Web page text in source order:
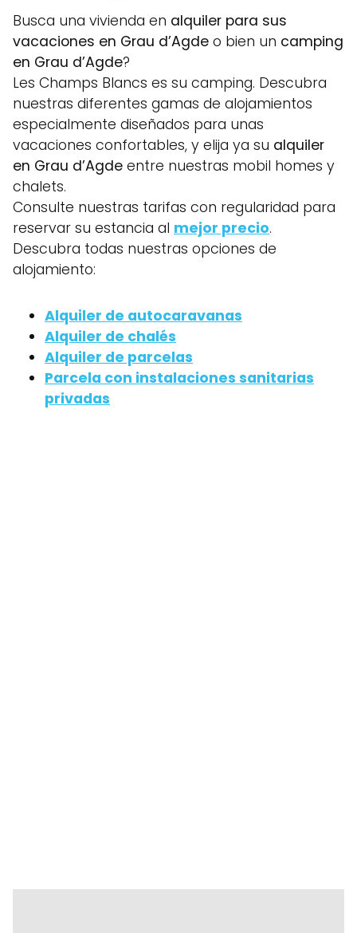
Busca una vivienda en alquiler para sus
vacaciones en Grau d’Agde o bien un camping
en Grau d’Agde?
Les Champs Blancs es su camping. Descubra
nuestras diferentes gamas de alojamientos
especialmente diseñados para unas
vacaciones confortables, y elija ya su alquiler
en Grau d’Agde entre nuestras mobil homes y
chalets.
Consulte nuestras tarifas con regularidad para
reservar su estancia al mejor precio.
Descubra todas nuestras opciones de
alojamiento:
Alquiler de autocaravanas
Alquiler de chalés
Alquiler de parcelas
Parcela con instalaciones sanitarias
privadas